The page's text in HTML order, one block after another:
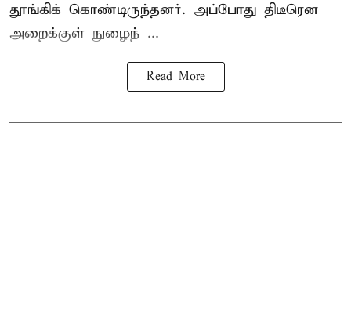
தூங்கிக் கொண்டிருந்தனர். அப்போது திடீரென
அறைக்குள் நுழைந் ...
Read More